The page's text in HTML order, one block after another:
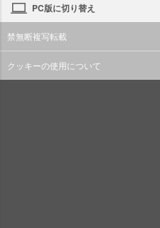
PC版に切り替え
禁無断複写転載
クッキーの使用について